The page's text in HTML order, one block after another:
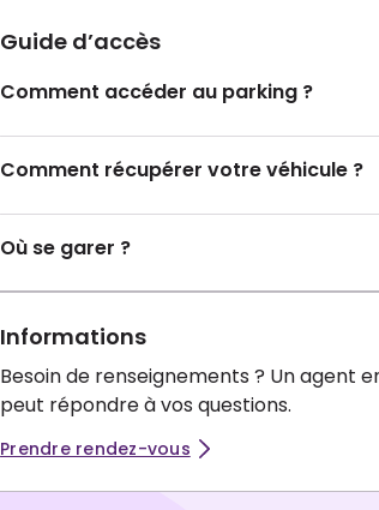
Guide d’accès
Comment accéder au parking ?
Comment récupérer votre véhicule ?
Où se garer ?
Informations
Besoin de renseignements ? Un agent
peut répondre à vos questions.
Prendre rendez-vous